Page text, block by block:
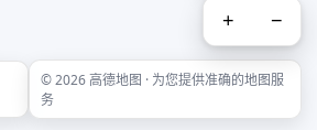
+ −
© 2026 高德地图 · 为您提供准确的地图服
务